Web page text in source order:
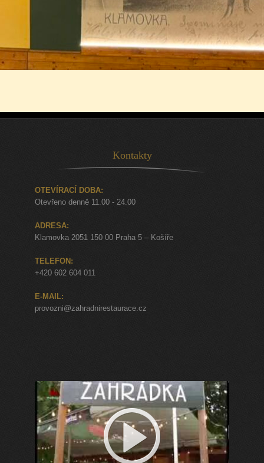
Kontakty
OTEVÍRACÍ DOBA:
Otevřeno denně 11.00 - 24.00
ADRESA:
Klamovka 2051 150 00 Praha 5 – Košíře
TELEFON:
+420 602 604 011
E-MAIL:
provozni@zahradnirestaurace.cz